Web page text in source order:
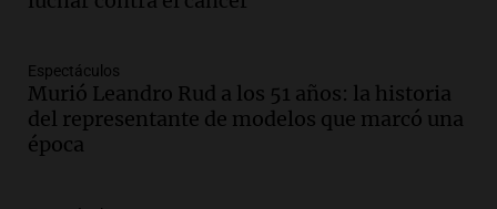
Episodios
Audio.Descuentos de hasta 700.000
pesos en salarios docentes en Jujuy
generan fuertes críticas
Espectáculos
Murió Leandro Rud a los 51 años: la historia
del representante de modelos que marcó una
época